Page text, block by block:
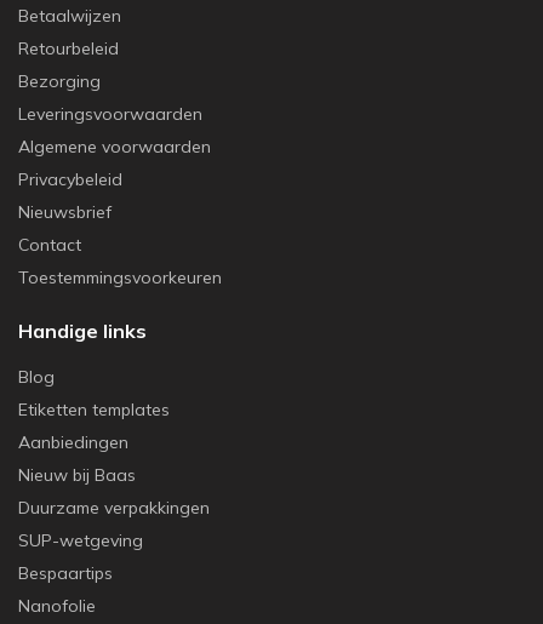
Betaalwijzen
Retourbeleid
Bezorging
Leveringsvoorwaarden
Algemene voorwaarden
Privacybeleid
Nieuwsbrief
Contact
Toestemmingsvoorkeuren
Handige links
Blog
Etiketten templates
Aanbiedingen
Nieuw bij Baas
Duurzame verpakkingen
SUP-wetgeving
Bespaartips
Nanofolie